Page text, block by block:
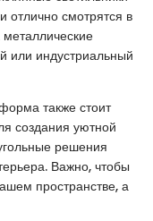
отлично смотрятся в
или индустриальный
также стоит
создания уютной
решения
Важно, чтобы
пространстве, а